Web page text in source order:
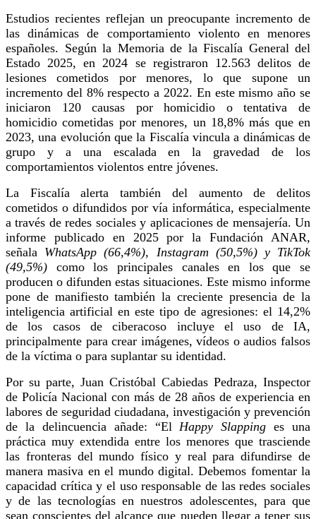
Estudios recientes reflejan un preocupante incremento de
las dinámicas de comportamiento violento en menores
españoles. Según la Memoria de la Fiscalía General del
Estado 2025, en 2024 se registraron 12.563 delitos de
lesiones cometidos por menores, lo que supone un
incremento del 8% respecto a 2022. En este mismo año se
iniciaron 120 causas por homicidio o tentativa de
homicidio cometidas por menores, un 18,8% más que en
2023, una evolución que la Fiscalía vincula a dinámicas de
grupo y a una escalada en la gravedad de los
comportamientos violentos entre jóvenes.
La Fiscalía alerta también del aumento de delitos
cometidos o difundidos por vía informática, especialmente
a través de redes sociales y aplicaciones de mensajería. Un
informe publicado en 2025 por la Fundación ANAR,
señala WhatsApp (66,4%), Instagram (50,5%) y TikTok
(49,5%) como los principales canales en los que se
producen o difunden estas situaciones. Este mismo informe
pone de manifiesto también la creciente presencia de la
inteligencia artificial en este tipo de agresiones: el 14,2%
de los casos de ciberacoso incluye el uso de IA,
principalmente para crear imágenes, vídeos o audios falsos
de la víctima o para suplantar su identidad.
Por su parte, Juan Cristóbal Cabiedas Pedraza, Inspector
de Policía Nacional con más de 28 años de experiencia en
labores de seguridad ciudadana, investigación y prevención
de la delincuencia añade: “El Happy Slapping es una
práctica muy extendida entre los menores que trasciende
las fronteras del mundo físico y real para difundirse de
manera masiva en el mundo digital. Debemos fomentar la
capacidad crítica y el uso responsable de las redes sociales
y de las tecnologías en nuestros adolescentes, para que
sean conscientes del alcance que pueden llegar a tener sus